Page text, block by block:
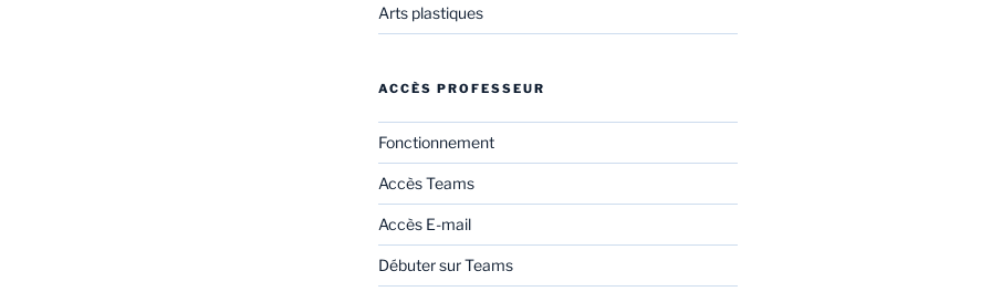
Arts plastiques
ACCÈS PROFESSEUR
Fonctionnement
Accès Teams
Accès E-mail
Débuter sur Teams